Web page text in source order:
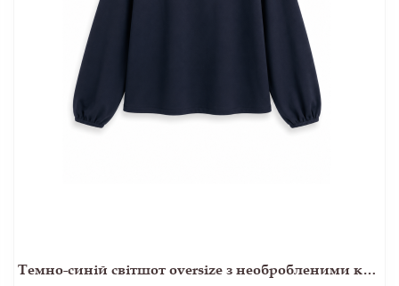
Темно-синій світшот oversize з необробленими краями